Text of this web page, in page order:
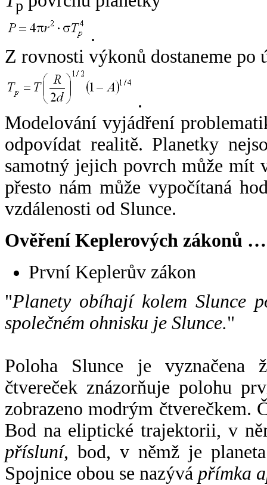
p
.
Z rovnosti výkonů dostaneme po
.
Modelování vyjádření
odpovídat realitě. Planetky
samotný jejich povrch může mít
přesto nám může vypočítaná
vzdálenosti od Slunce.
Ověření Keplerových zákonů …
První Keplerův zákon
"Planety obíhají kolem Slunce
společném ohnisku je Slunce."
Poloha Slunce je vyznačena
čtvereček znázorňuje polohu
zobrazeno modrým čtverečkem.
Bod na eliptické trajektorii, v
přísluní, bod, v němž je
Spojnice obou se nazývá přímka